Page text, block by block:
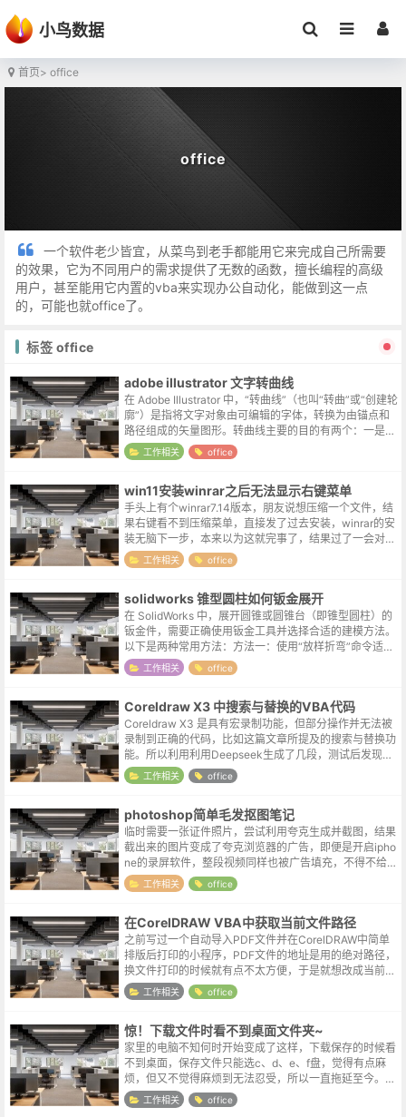
小鸟数据
首页> office
office
一个软件老少皆宜，从菜鸟到老手都能用它来完成自己所需要
的效果，它为不同用户的需求提供了无数的函数，擅长编程的高级
用户，甚至能用它内置的vba来实现办公自动化，能做到这一点
的，可能也就office了。
标签 office
adobe illustrator 文字转曲线
在 Adobe Illustrator 中，“转曲线”（也叫“转曲”或“创建轮
廓”）是指将文字对象由可编辑的字体，转换为由锚点和
路径组成的矢量图形。转曲线主要的目的有两个：一是防
止文件在别的电脑上打开时，因缺少字体导致排版错乱，
这是印...
工作相关 office
win11安装winrar之后无法显示右键菜单
手头上有个winrar7.14版本，朋友说想压缩一个文件，结
果右键看不到压缩菜单，直接发了过去安装，winrar的安
装无脑下一步，本来以为这就完事了，结果过了一会对方
表示还是无法显示。向日葵远程连接看了一下，别说压缩
命令了，啥winr...
工作相关 office
solidworks 锥型圆柱如何钣金展开
在 SolidWorks 中，展开圆锥或圆锥台（即锥型圆柱）的
钣金件，需要正确使用钣金工具并选择合适的建模方法。
以下是两种常用方法：方法一：使用“放样折弯”命令适用
于精确展开锥形或圆锥台钣金件。创建两个草图：在两个
平行基准面上，分别绘...
工作相关 office
Coreldraw X3 中搜索与替换的VBA代码
Coreldraw X3 是具有宏录制功能，但部分操作并无法被
录制到正确的代码，比如这篇文章所提及的搜索与替换功
能。所以利用利用Deepseek生成了几段，测试后发现下
面这段代码在 X3 中可以正常运行。Sub SearchAndRe...
工作相关 office
photoshop简单毛发抠图笔记
临时需要一张证件照片，尝试利用夸克生成并截图，结果
截出来的图片变成了夸克浏览器的广告，即便是开启ipho
ne的录屏软件，整段视频同样也被广告填充，不得不给个
赞，真是武装到了牙齿。但一年用不到两次的功能，又不
舍得去开个会员，只能自己动手...
工作相关 office
在CorelDRAW VBA中获取当前文件路径
之前写过一个自动导入PDF文件并在CorelDRAW中简单
排版后打印的小程序，PDF文件的地址是用的绝对路径，
换文件打印的时候就有点不太方便，于是就想改成当前文
件所在路径 & 文件名这样的形式，这样后续打印时只需要
修改一下需要...
工作相关 office
惊！下载文件时看不到桌面文件夹~
家里的电脑不知何时开始变成了这样，下载保存的时候看
不到桌面，保存文件只能选c、d、e、f盘，觉得有点麻
烦，但又不觉得麻烦到无法忍受，所以一直拖延至今。你
看，不光人心中的成见是一座大山，除了成见山，还有懒
惰山拖延山畏难山。解决办法出乎意...
工作相关 office